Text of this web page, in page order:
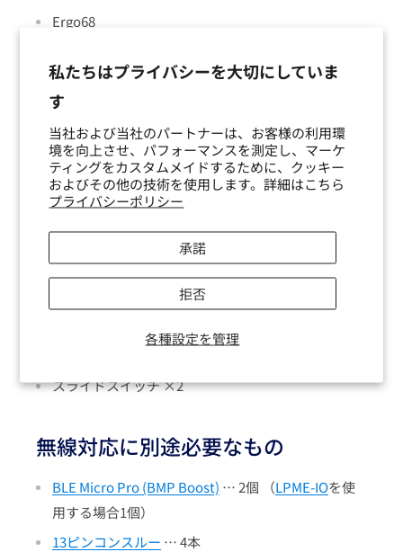
私たちはプライバシーを大切にしていま
す
当社および当社のパートナーは、お客様の利用環
境を向上させ、パフォーマンスを測定し、マーケ
ティングをカスタムメイドするために、クッキー
およびその他の技術を使用します。詳細はこちら
プライバシーポリシー
各種設定を管理
承諾
拒否
Ergo68
7sPlus
7sPro
JISplit89
内容品
電池部品キット
コイン電池ホルダー ×4
コンスルー（2ピン） ×2
スライドスイッチ ×2
無線対応に別途必要なもの
BLE Micro Pro (BMP Boost) … 2個 （LPME-IOを使
用する場合1個）
13ピンコンスルー … 4本